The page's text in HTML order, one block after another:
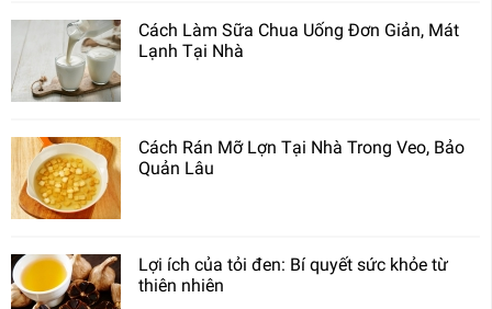
Cách Làm Sữa Chua Uống Đơn Giản, Mát
Lạnh Tại Nhà
Cách Rán Mỡ Lợn Tại Nhà Trong Veo, Bảo
Quản Lâu
Lợi ích của tỏi đen: Bí quyết sức khỏe từ
thiên nhiên